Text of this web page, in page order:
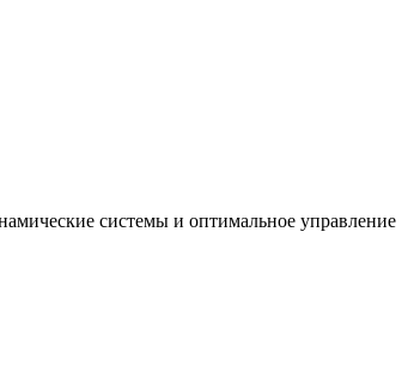
системы и оптимальное управление